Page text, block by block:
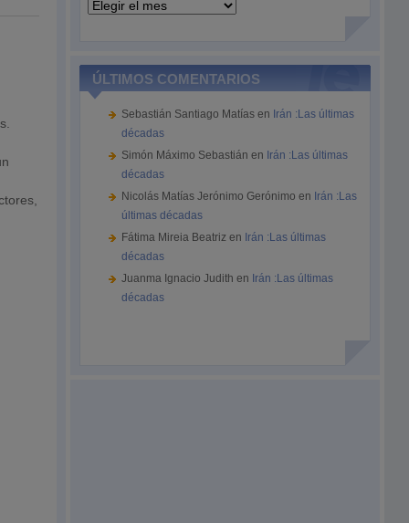
Archivos
ÚLTIMOS COMENTARIOS
Sebastián Santiago Matías en Irán :Las últimas
décadas
Simón Máximo Sebastián en Irán :Las últimas
décadas
Nicolás Matías Jerónimo Gerónimo en Irán :Las
últimas décadas
Fátima Mireia Beatriz en Irán :Las últimas
décadas
Juanma Ignacio Judith en Irán :Las últimas
décadas